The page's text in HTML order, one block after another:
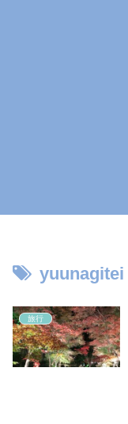
yuunagitei
旅行